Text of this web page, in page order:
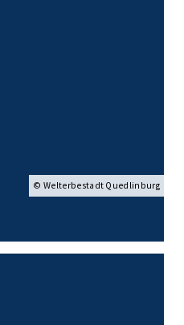
© Welterbestadt Quedlinburg